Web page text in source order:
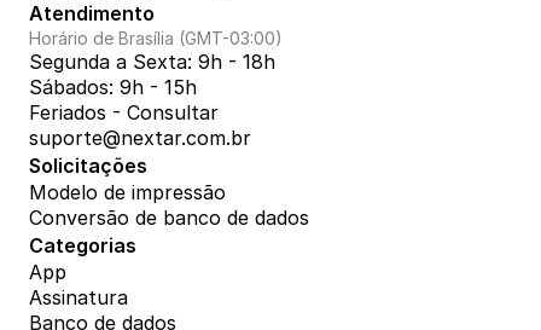
Atendimento
Horário de Brasília (GMT-03:00)
Segunda a Sexta: 9h - 18h
Sábados: 9h - 15h
Feriados - Consultar
suporte@nextar.com.br
Solicitações
Modelo de impressão
Conversão de banco de dados
Categorias
App
Assinatura
Banco de dados